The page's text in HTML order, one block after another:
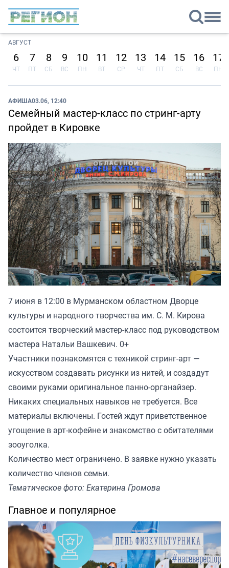
АВГУСТ
6
ЧТ
7
ПТ
8
СБ
9
ВС
10
ПН
11
ВТ
12
СР
13
ЧТ
14
ПТ
15
СБ
16
ВС
17
ПН
АФИША03.06, 12:40
Семейный мастер-класс по стринг-арту
пройдет в Кировке
7 июня в 12:00 в Мурманском областном Дворце
культуры и народного творчества им. С. М. Кирова
состоится творческий мастер-класс под руководством
мастера Натальи Вашкевич. 0+
Участники познакомятся с техникой стринг-арт —
искусством создавать рисунки из нитей, и создадут
своими руками оригинальное панно-органайзер.
Никаких специальных навыков не требуется. Все
материалы включены. Гостей ждут приветственное
угощение в арт-кофейне и знакомство с обитателями
зооуголка.
Количество мест ограничено. В заявке нужно указать
количество членов семьи.
Тематическое фото: Екатерина Громова
Главное и популярное